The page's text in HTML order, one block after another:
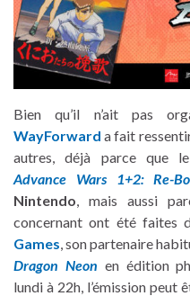
Bien qu’il n’ait pas
WayForward a fait
autres, déjà parce que
Advance Wars 1+2: Re-
Nintendo, mais aussi
concernant ont été faites
Games, son partenaire
Dragon Neon en édition
lundi à 22h, l’émission peut